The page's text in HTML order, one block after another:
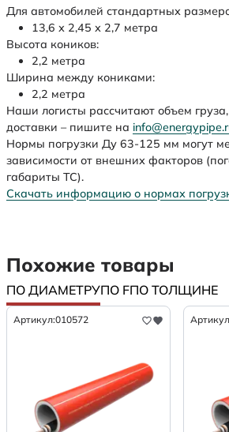
Для автомобилей стандартных
13,6 х 2,45 х 2,7 метра
Высота коников:
2,2 метра
Ширина между кониками:
2,2 метра
Наши логисты рассчитают объем
доставки – пишите на
Нормы погрузки Ду 63-125 мм могут
зависимости от внешних факторов
габариты ТС).
Скачать информацию о нормах
Похожие товары
ПО ДИАМЕТРУПО FПО ТОЛЩИНЕ
Артикул:010572